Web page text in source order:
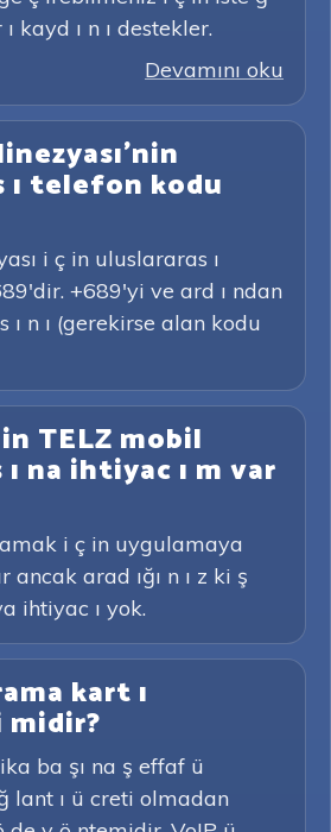
kayd ı n ı destekler.
Devamını oku
ı telefon kodu
i ç in uluslararas ı
+689'yi ve ard ı ndan
ı n ı (gerekirse alan kodu
TELZ mobil
na ihtiyac ı m var
i ç in uygulamaya
ancak arad ığı n ı z ki ş
ihtiyac ı yok.
kart ı
ba şı na ş effaf ü
lant ı ü creti olmadan